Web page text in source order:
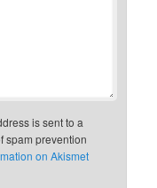
is sent to a
spam prevention
on Akismet